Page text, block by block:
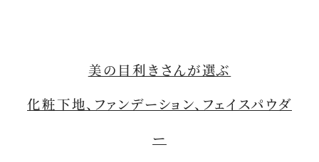
美の目利きさんが選ぶ
化粧下地、ファンデーション、フェイスパウダ
ー